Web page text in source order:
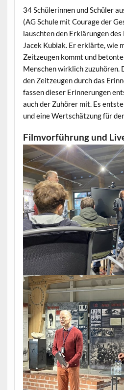
34 Schülerinnen und Schüler
(AG Schule mit Courage der
lauschten den Erklärungen
Jacek Kubiak. Er erklärte, wie
Zeitzeugen kommt und
Menschen wirklich zuzuhören.
den Zeitzeugen durch das
fassen dieser Erinnerungen
auch der Zuhörer mit. Es
und eine Wertschätzung für
Filmvorführung und